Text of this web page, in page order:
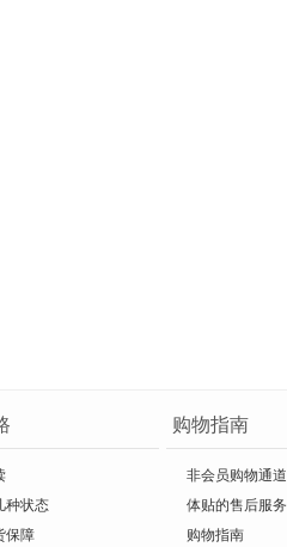
种状态
保障
购物指南
非会员购物通道
体贴的售后服务
购物指南